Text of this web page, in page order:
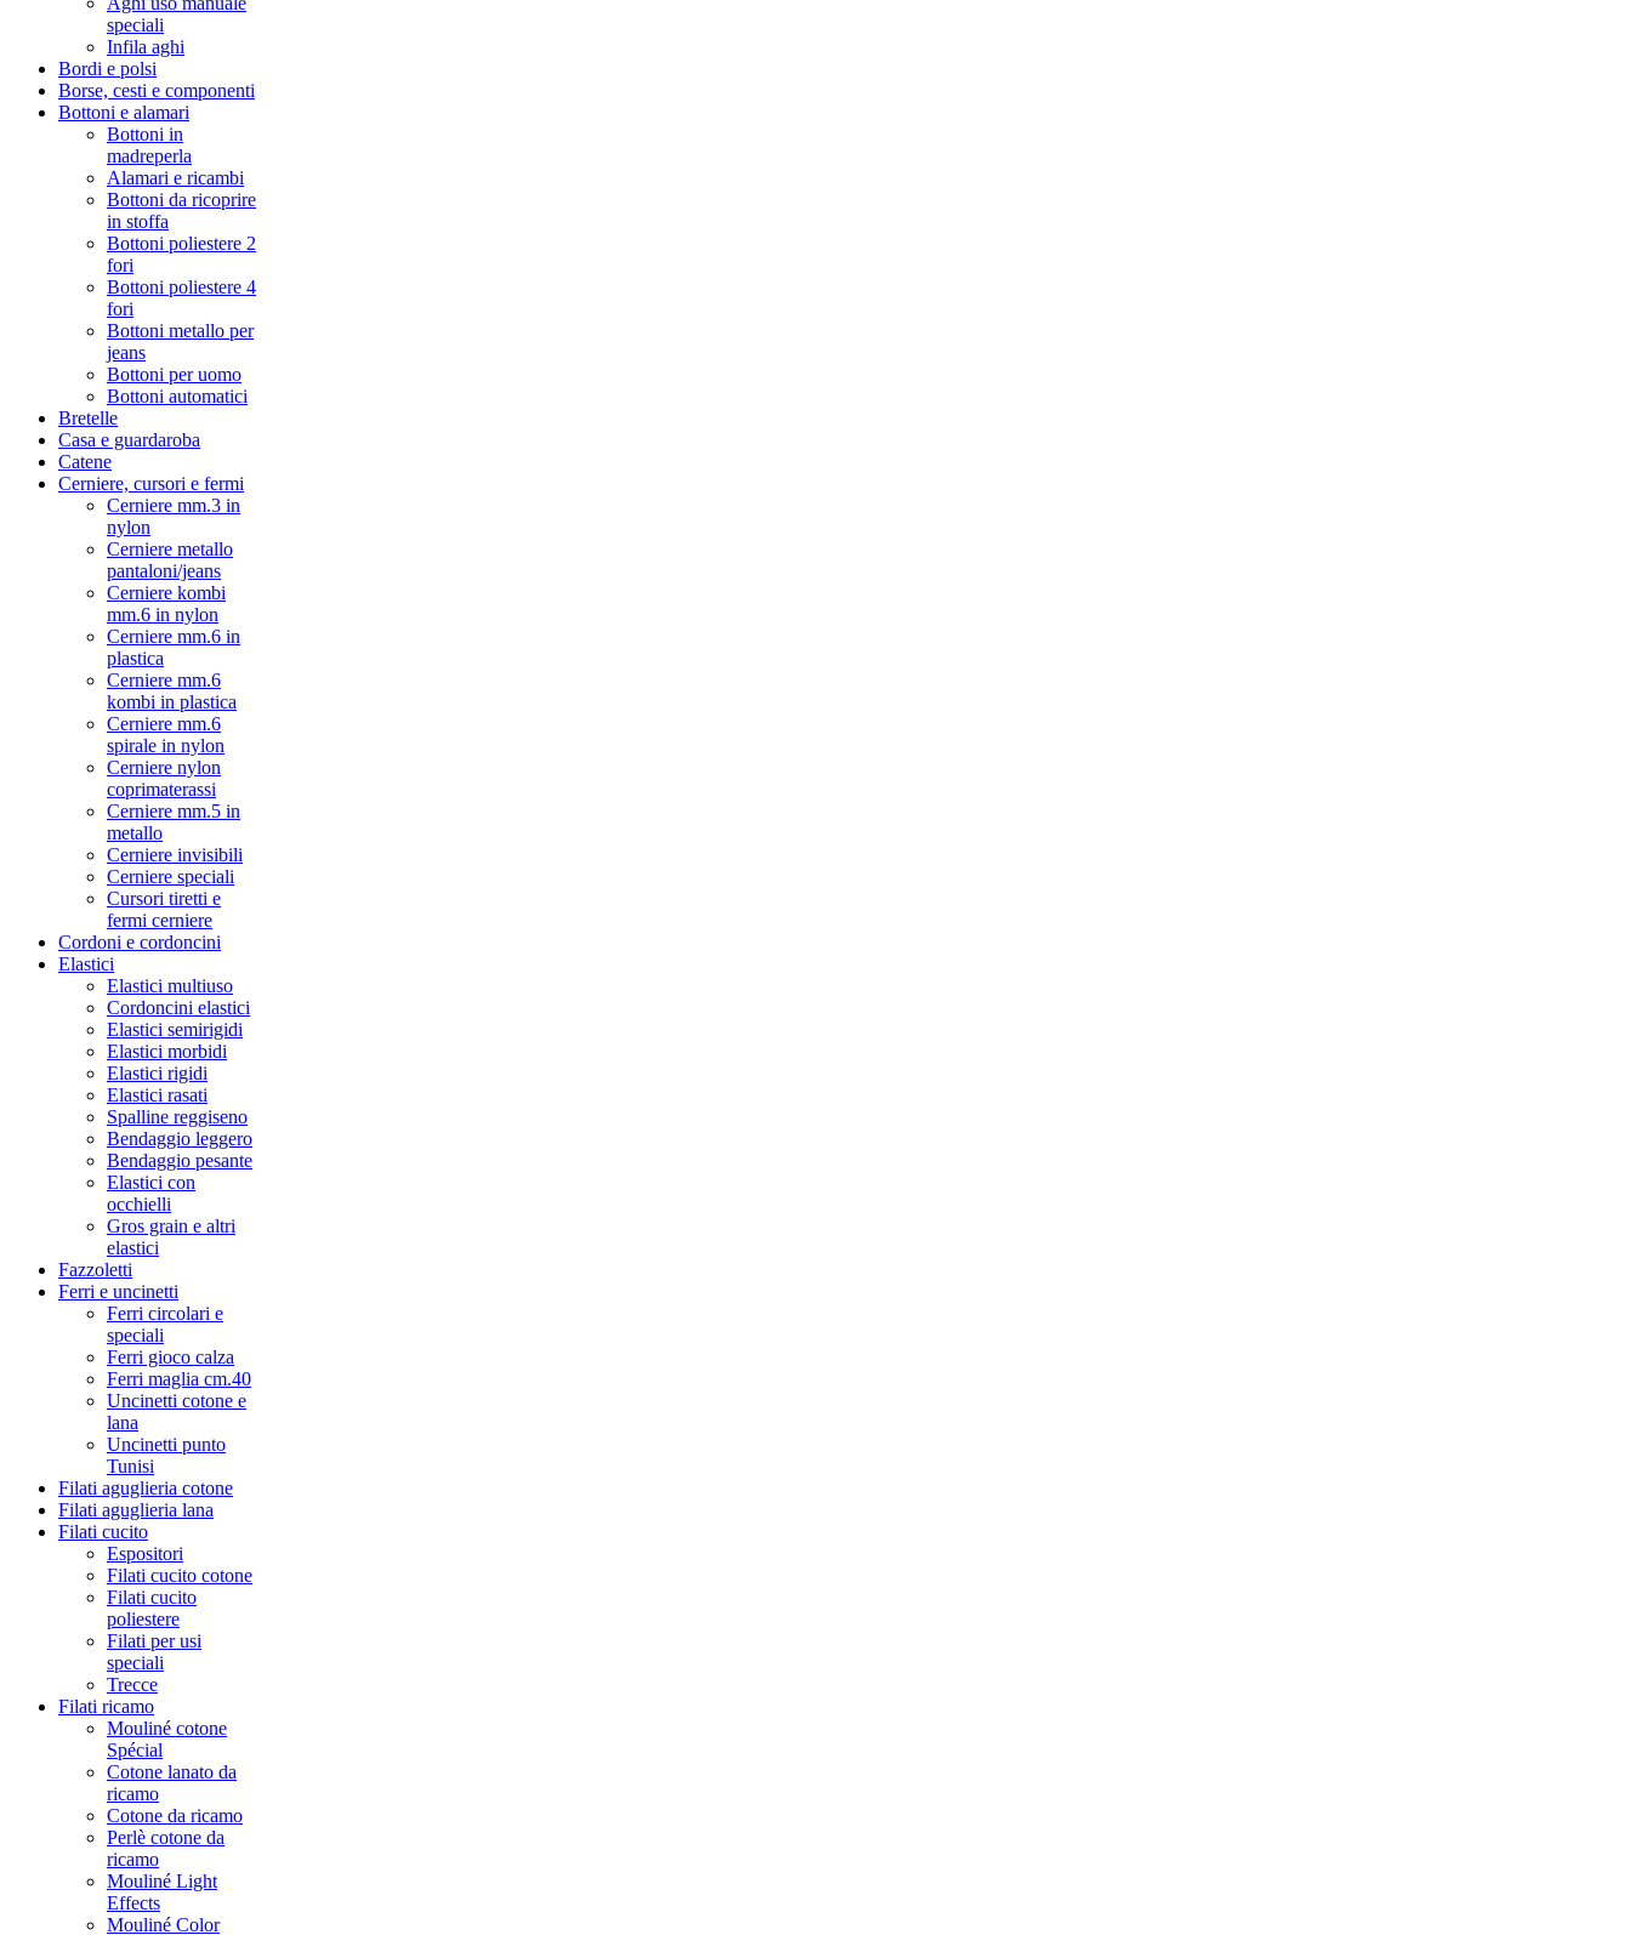
speciali
Infila aghi
Bordi e polsi
Borse, cesti e componenti
Bottoni e alamari
Bottoni in
madreperla
Alamari e ricambi
Bottoni da ricoprire
in stoffa
Bottoni poliestere 2
fori
Bottoni poliestere 4
fori
Bottoni metallo per
jeans
Bottoni per uomo
Bottoni automatici
Bretelle
Casa e guardaroba
Catene
Cerniere, cursori e fermi
Cerniere mm.3 in
nylon
Cerniere metallo
pantaloni/jeans
Cerniere kombi
mm.6 in nylon
Cerniere mm.6 in
plastica
Cerniere mm.6
kombi in plastica
Cerniere mm.6
spirale in nylon
Cerniere nylon
coprimaterassi
Cerniere mm.5 in
metallo
Cerniere invisibili
Cerniere speciali
Cursori tiretti e
fermi cerniere
Cordoni e cordoncini
Elastici
Elastici multiuso
Cordoncini elastici
Elastici semirigidi
Elastici morbidi
Elastici rigidi
Elastici rasati
Spalline reggiseno
Bendaggio leggero
Bendaggio pesante
Elastici con
occhielli
Gros grain e altri
elastici
Fazzoletti
Ferri e uncinetti
Ferri circolari e
speciali
Ferri gioco calza
Ferri maglia cm.40
Uncinetti cotone e
lana
Uncinetti punto
Tunisi
Filati aguglieria cotone
Filati aguglieria lana
Filati cucito
Espositori
Filati cucito cotone
Filati cucito
poliestere
Filati per usi
speciali
Trecce
Filati ricamo
Mouliné cotone
Spécial
Cotone lanato da
ricamo
Cotone da ricamo
Perlè cotone da
ricamo
Mouliné Light
Effects
Mouliné Color